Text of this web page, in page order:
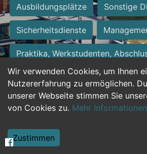
Wir verwenden Cookies, um Ihnen
Nutzererfahrung zu ermöglichen.
unserer Webseite stimmen Sie
von Cookies zu. Mehr Informationen
Zustimmen
Ausbildungsplätze Sonstige
Sicherheitsdienste
Praktika, Werkstudenten,
Personalwesen Assistenz,
Hilfskräfte, Aushilfs- und
Weiterbildung, Studium, duale